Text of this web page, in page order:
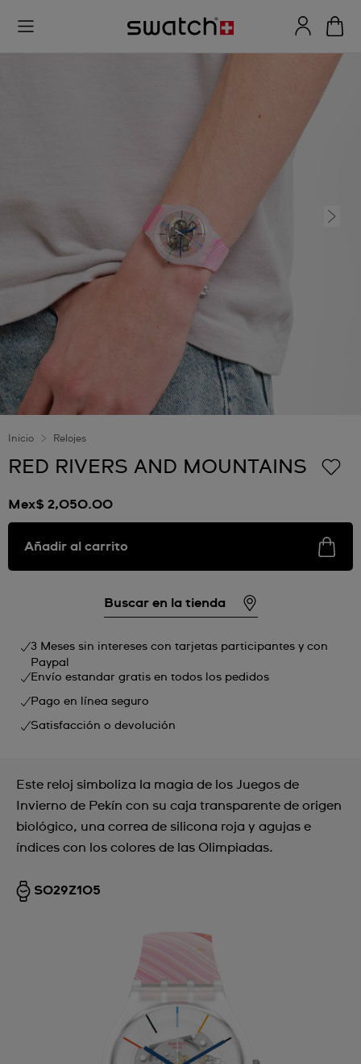
Inicio Relojes
RED RIVERS AND MOUNTAINS
Mex$ 2,050.00
Añadir al carrito
Buscar en la tienda
3 Meses sin intereses con tarjetas participantes y con
Paypal
Envío estandar gratis en todos los pedidos
Pago en línea seguro
Satisfacción o devolución
Este reloj simboliza la magia de los Juegos de
Invierno de Pekín con su caja transparente de origen
biológico, una correa de silicona roja y agujas e
índices con los colores de las Olimpiadas.
SO29Z105